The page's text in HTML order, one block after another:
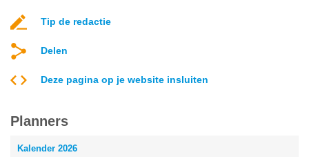
Tip de redactie
Delen
Deze pagina op je website insluiten
Planners
Kalender 2026